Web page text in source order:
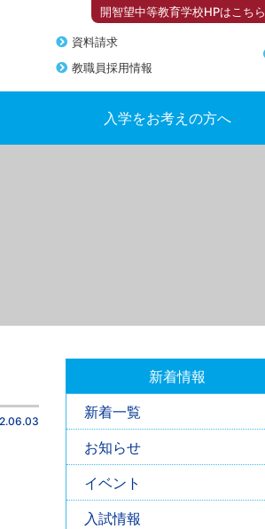
開智望中等教育学校HPはこちら
資料請求
教職員採用情報
入学をお考えの方へ
新着情報
新着一覧
お知らせ
イベント
入試情報